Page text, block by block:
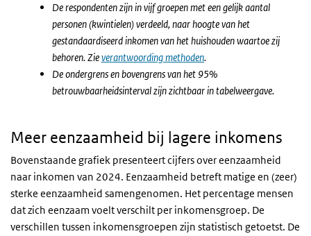
De respondenten zijn in vijf groepen met een gelijk aantal
personen (kwintielen) verdeeld, naar hoogte van het
gestandaardiseerd inkomen van het huishouden waartoe zij
behoren. Zieverantwoording methoden.
De ondergrens en bovengrens van het 95%
betrouwbaarheidsinterval zijn zichtbaar in tabelweergave.
Meer eenzaamheid bij lagere inkomens
Bovenstaande grafiek presenteert cijfers over eenzaamheid
naar inkomen van 2024. Eenzaamheid betreft matige en (zeer)
sterke eenzaamheid samengenomen. Het percentage mensen
dat zich eenzaam voelt verschilt per inkomensgroep. De
verschillen tussen inkomensgroepen zijn statistisch getoetst. De